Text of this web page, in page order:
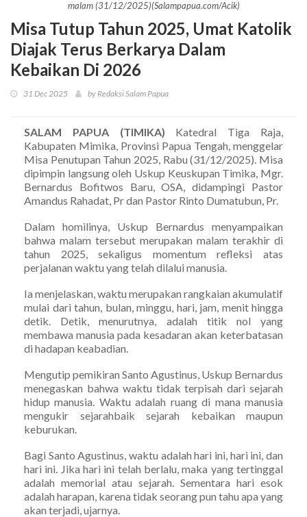
malam (31/12/2025)(Salampapua.com/Acik)
Misa Tutup Tahun 2025, Umat Katolik
Diajak Terus Berkarya Dalam
Kebaikan Di 2026
31 Dec 2025 by Redaksi Salam Papua
SALAM PAPUA (TIMIKA) Katedral Tiga Raja,
Kabupaten Mimika, Provinsi Papua Tengah, menggelar
Misa Penutupan Tahun 2025, Rabu (31/12/2025). Misa
dipimpin langsung oleh Uskup Keuskupan Timika, Mgr.
Bernardus Bofitwos Baru, OSA, didampingi Pastor
Amandus Rahadat, Pr dan Pastor Rinto Dumatubun, Pr.
Dalam homilinya, Uskup Bernardus menyampaikan
bahwa malam tersebut merupakan malam terakhir di
tahun 2025, sekaligus momentum refleksi atas
perjalanan waktu yang telah dilalui manusia.
Ia menjelaskan, waktu merupakan rangkaian akumulatif
mulai dari tahun, bulan, minggu, hari, jam, menit hingga
detik. Detik, menurutnya, adalah titik nol yang
membawa manusia pada kesadaran akan keterbatasan
di hadapan keabadian.
Mengutip pemikiran Santo Agustinus, Uskup Bernardus
menegaskan bahwa waktu tidak terpisah dari sejarah
hidup manusia. Waktu adalah ruang di mana manusia
mengukir sejarahbaik sejarah kebaikan maupun
keburukan.
Bagi Santo Agustinus, waktu adalah hari ini, hari ini, dan
hari ini. Jika hari ini telah berlalu, maka yang tertinggal
adalah memorial atau sejarah. Sementara hari esok
adalah harapan, karena tidak seorang pun tahu apa yang
akan terjadi, ujarnya.